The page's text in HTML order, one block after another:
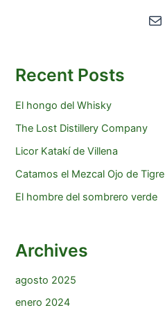
Correo electrónico
Recent Posts
El hongo del Whisky
The Lost Distillery Company
Licor Katakí de Villena
Catamos el Mezcal Ojo de Tigre
El hombre del sombrero verde
Archives
agosto 2025
enero 2024